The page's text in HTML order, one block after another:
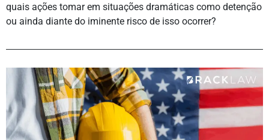
quais ações tomar em situações dramáticas como detenção
ou ainda diante do iminente risco de isso ocorrer?